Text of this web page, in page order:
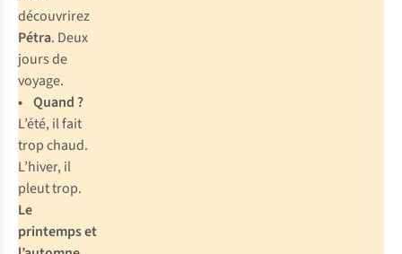
découvrirez
Pétra. Deux
jours de
voyage.
• Quand ?
L’été, il fait
trop chaud.
L’hiver, il
pleut trop.
Le
printemps et